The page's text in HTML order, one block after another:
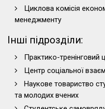
Циклова комісія
менеджменту
Інші підрозділи:
Практико-тренінговий
Центр соціальної
Наукове товариство
та молодих вчених